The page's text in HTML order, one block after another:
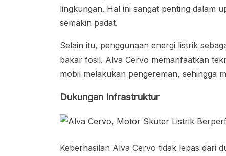
lingkungan. Hal ini sangat penting dalam
semakin padat.
Selain itu, penggunaan energi listrik
bakar fosil. Alva Cervo memanfaatkan
mobil melakukan pengereman, sehingga
Dukungan Infrastruktur
Keberhasilan Alva Cervo tidak lepas dari